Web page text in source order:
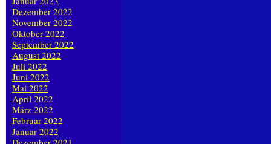
Dezember 2022
November 2022
Oktober 2022
September 2022
August 2022
Juli 2022
Juni 2022
Mai 2022
April 2022
März 2022
Februar 2022
Januar 2022